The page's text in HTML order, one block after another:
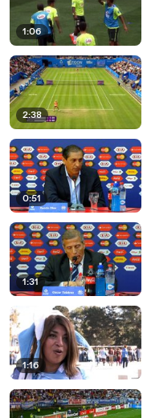
1:06
2:38
0:51
1:31
1:16